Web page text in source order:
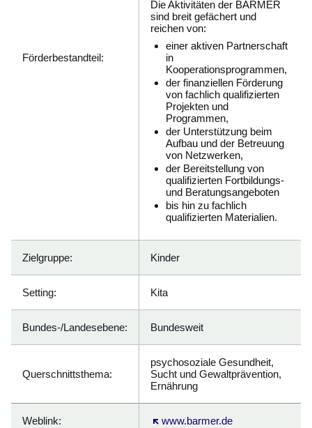
Förderbestandteil:
Die Aktivitäten der BARMER
sind breit gefächert und
reichen von:
einer aktiven Partnerschaft
in
Kooperationsprogrammen,
der finanziellen Förderung
von fachlich qualifizierten
Projekten und
Programmen,
der Unterstützung beim
Aufbau und der Betreuung
von Netzwerken,
der Bereitstellung von
qualifizierten Fortbildungs-
und Beratungsangeboten
bis hin zu fachlich
qualifizierten Materialien.
Zielgruppe: Kinder
Setting: Kita
Bundes-/Landesebene: Bundesweit
Querschnittsthema:
psychosoziale Gesundheit,
Sucht und Gewaltprävention,
Ernährung
Weblink: www.barmer.de
Öffnet sich in einem neuen Fenster